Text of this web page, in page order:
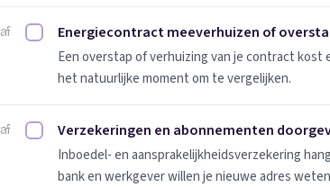
Energiecontract meeverhuizen of overstappen
Energiecontract meeverhuizen of
Een overstap of verhuizing van je contract kost
het natuurlijke moment om te vergelijken.
Verzekeringen en abonnementen doorgeven
Verzekeringen en abonnementen
Inboedel- en aansprakelijkheidsverzekering
bank en werkgever willen je nieuwe adres